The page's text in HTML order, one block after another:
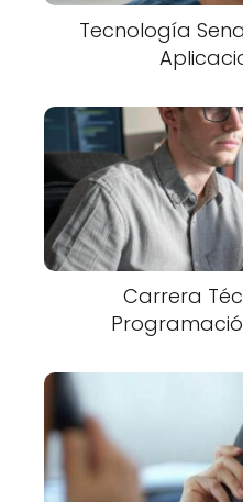
Tecnología
Carrera